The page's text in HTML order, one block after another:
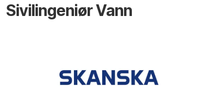
Sivilingeniør Vann